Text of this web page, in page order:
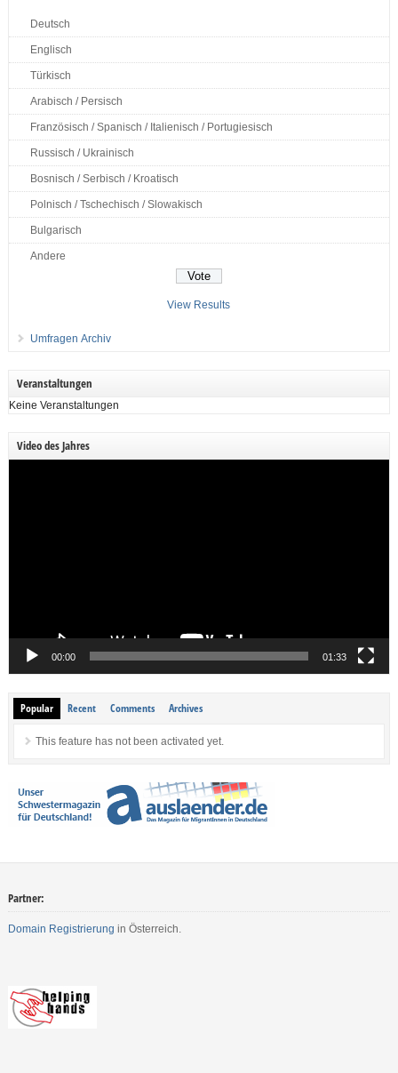
Deutsch
Englisch
Türkisch
Arabisch / Persisch
Französisch / Spanisch / Italienisch / Portugiesisch
Russisch / Ukrainisch
Bosnisch / Serbisch / Kroatisch
Polnisch / Tschechisch / Slowakisch
Bulgarisch
Andere
View Results
Umfragen Archiv
Veranstaltungen
Keine Veranstaltungen
Video des Jahres
00:00 01:33
Popular Recent Comments Archives
This feature has not been activated yet.
Partner:
Domain Registrierung in Österreich.